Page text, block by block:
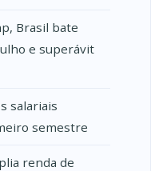
Brasil bate
e superávit
salariais
semestre
renda de